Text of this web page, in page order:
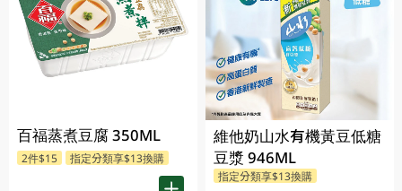
百福蒸煮豆腐 350ML
2件$15 指定分類享$13換購
維他奶山水有機黃豆低糖
豆漿 946ML
指定分類享$13換購